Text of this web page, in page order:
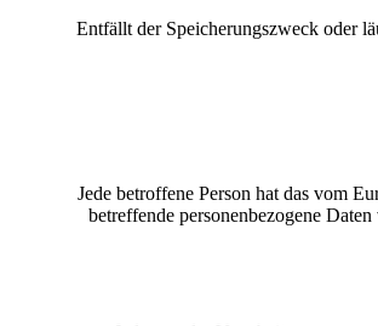
Entfällt der Speicherungszweck oder
Jede betroffene Person hat das vom
betreffende personenbezogene